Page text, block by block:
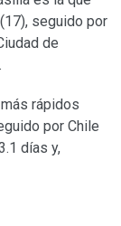
seguido por
de
rápidos
por Chile
días y,